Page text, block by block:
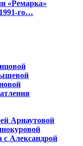
«Ремарка»
го…
Арнаутовой
с Александрой